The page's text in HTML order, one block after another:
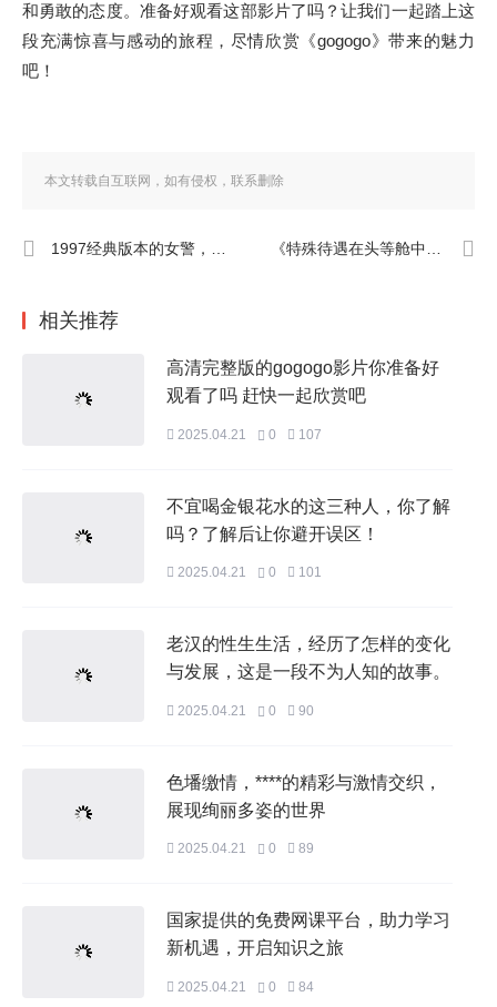
和勇敢的态度。准备好观看这部影片了吗？让我们一起踏上这
段充满惊喜与感动的旅程，尽情欣赏《gogogo》带来的魅力
吧！
本文转载自互联网，如有侵权，联系删除
1997经典版本的女警，游轮上的故事依旧引人入胜 《特殊待遇在头等舱中体现，体验不同凡响的服务》
相关推荐
高清完整版的gogogo影片你准备好
观看了吗 赶快一起欣赏吧
2025.04.21 0 107
不宜喝金银花水的这三种人，你了解
吗？了解后让你避开误区！
2025.04.21 0 101
老汉的性生生活，经历了怎样的变化
与发展，这是一段不为人知的故事。
2025.04.21 0 90
色墦缴情，****的精彩与激情交织，
展现绚丽多姿的世界
2025.04.21 0 89
国家提供的免费网课平台，助力学习
新机遇，开启知识之旅
2025.04.21 0 84